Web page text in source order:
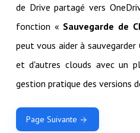
de Drive partagé vers
fonction « Sauvegarde de
peut vous aider à
et d'autres clouds avec un
gestion pratique des versions
Page Suivante